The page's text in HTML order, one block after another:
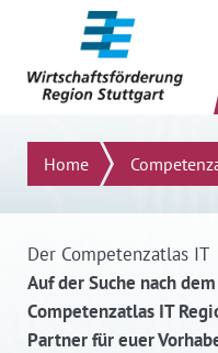
direkt zum Inhalt dieser Seite
direkt zum Menü springen
Home
Der Competenzatlas IT
Auf der Suche nach
Competenzatlas IT
Partner für euer